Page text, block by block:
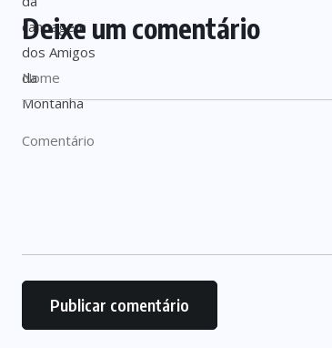
Deixe um comentário